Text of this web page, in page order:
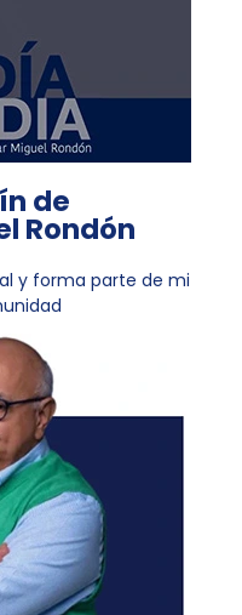
de
Rondón
y forma parte de mi